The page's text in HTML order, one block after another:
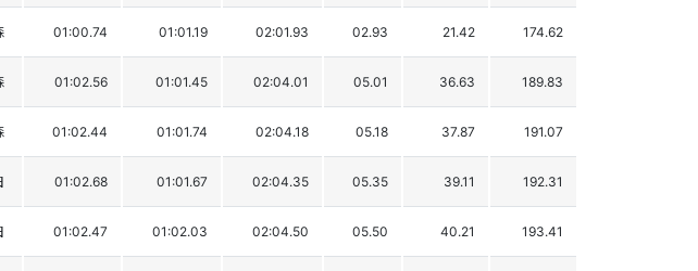
01:00.74 01:01.19 02:01.93 02.93 21.42 174.62
01:02.56 01:01.45 02:04.01 05.01 36.63 189.83
01:02.44 01:01.74 02:04.18 05.18 37.87 191.07
01:02.68 01:01.67 02:04.35 05.35 39.11 192.31
01:02.47 01:02.03 02:04.50 05.50 40.21 193.41